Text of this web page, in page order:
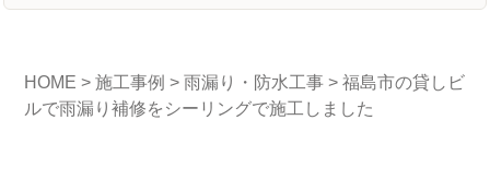
HOME >施工事例 >雨漏り・防水工事 >福島市の貸しビ
ルで雨漏り補修をシーリングで施工しました